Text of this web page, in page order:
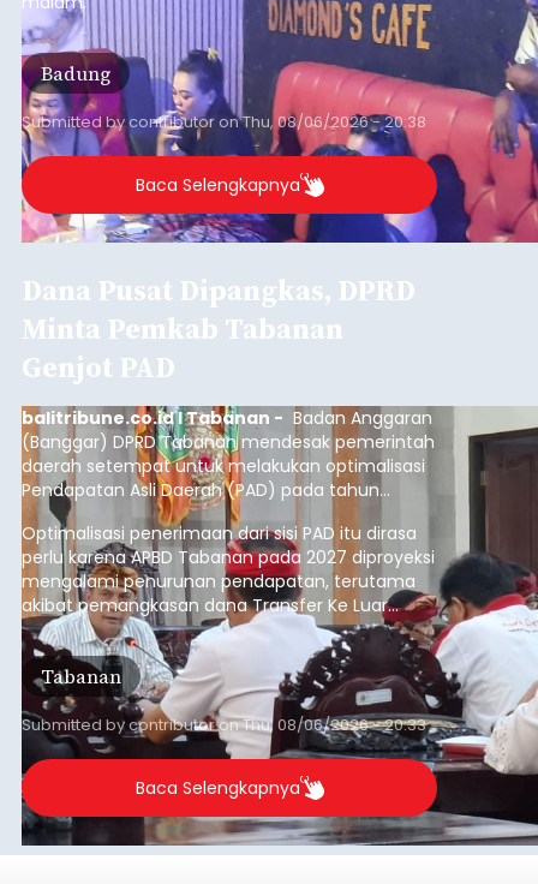
Badung
Submitted bycontributoronThu, 08/06/2026 - 20:38
Baca Selengkapnya
Dana Pusat Dipangkas, DPRD
Minta Pemkab Tabanan
Genjot PAD
balitribune.co.id I Tabanan - Badan Anggaran
(Banggar) DPRD Tabanan mendesak pemerintah
daerah setempat untuk melakukan optimalisasi
Pendapatan Asli Daerah (PAD) pada tahun
anggaran 2027.
Optimalisasi penerimaan dari sisi PAD itu dirasa
perlu karena APBD Tabanan pada 2027 diproyeksi
mengalami penurunan pendapatan, terutama
akibat pemangkasan dana Transfer Ke Luar
Daerah (TKD) dari pemerintah pusat.
Tabanan
Submitted bycontributoronThu, 08/06/2026 - 20:33
Baca Selengkapnya